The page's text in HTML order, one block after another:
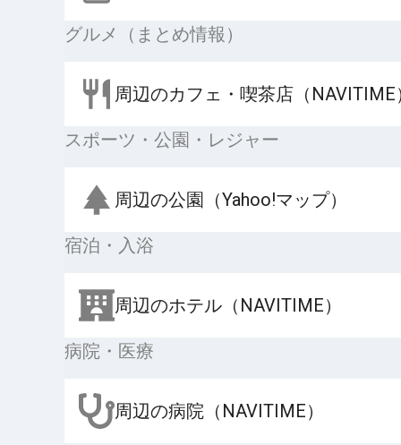
グルメ（まとめ情報）
周辺のカフェ・喫茶店（NAVITIME
スポーツ・公園・レジャー
周辺の公園（Yahoo!マップ）
宿泊・入浴
周辺のホテル（NAVITIME）
病院・医療
周辺の病院（NAVITIME）